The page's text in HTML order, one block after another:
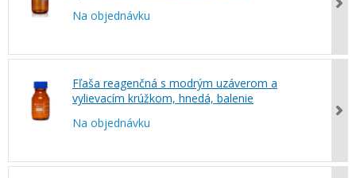
Na objednávku
Fľaša reagenčná s modrým uzáverom a
vylievacím krúžkom, hnedá, balenie
Na objednávku